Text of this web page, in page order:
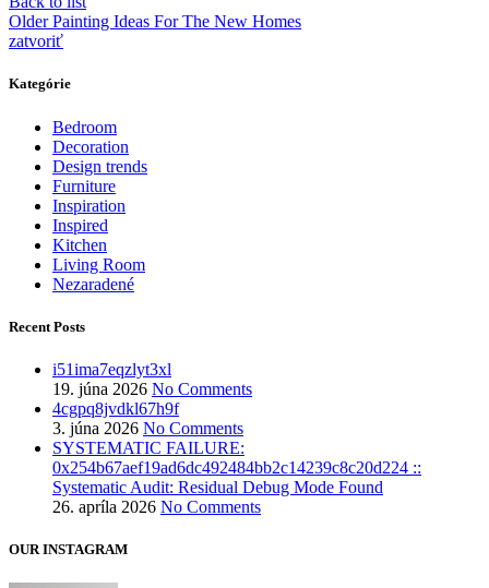
Older Painting Ideas For The New Homes
zatvoriť
Kategórie
Bedroom
Decoration
Design trends
Furniture
Inspiration
Inspired
Kitchen
Living Room
Nezaradené
Recent Posts
i51ima7eqzlyt3xl
19. júna 2026 No Comments
4cgpq8jvdkl67h9f
3. júna 2026 No Comments
SYSTEMATIC FAILURE:
0x254b67aef19ad6dc492484bb2c14239c8c20d224 ::
Systematic Audit: Residual Debug Mode Found
26. apríla 2026 No Comments
OUR INSTAGRAM